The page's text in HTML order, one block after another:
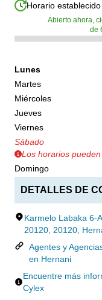
Horario
Abierto ahora,
de
Lunes
Martes
Miércoles
Jueves
Viernes
Sábado
Los horarios
Domingo
DETALLES DE
Karmelo Labaka 6-
20120, 20120,
Agentes y
en Hernani
Encuentre más
Cylex